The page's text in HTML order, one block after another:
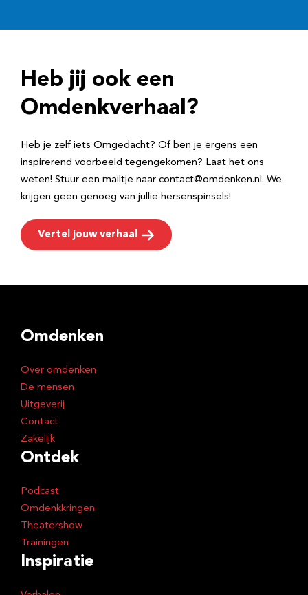
r
e
Heb jij ook een
Omdenkverhaal?
Heb je zelf iets Omgedacht? Of ben je ergens een
inspirerend voorbeeld tegengekomen? Laat het ons
weten! Stuur een mailtje naar contact@omdenken.nl. We
krijgen geen genoeg van jullie hersenspinsels!
Vertel jouw verhaal
Omdenken
Over omdenken
De mensen
Uitgeverij
Contact
Zakelijk
Ontdek
Podcast
Omdenkkringen
Theatershow
Trainingen
Inspiratie